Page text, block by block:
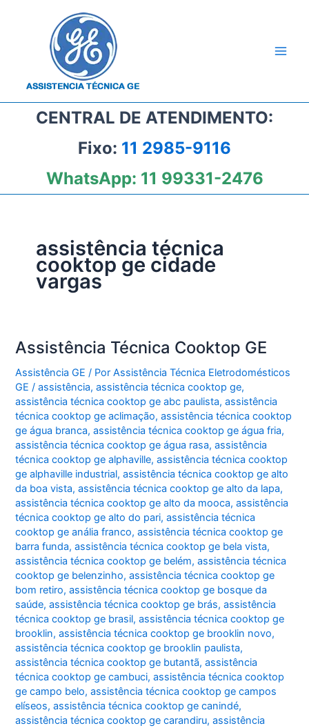
CENTRAL DE ATENDIMENTO:
Fixo: 11 2985-9116
WhatsApp: 11 99331-2476
assistência técnica
cooktop ge cidade
vargas
Assistência Técnica Cooktop GE
Assistência GE / PorAssistência Técnica Eletrodomésticos
GE/assistência,assistência técnica cooktop ge,
assistência técnica cooktop ge abc paulista,assistência
técnica cooktop ge aclimação,assistência técnica cooktop
ge água branca,assistência técnica cooktop ge água fria,
assistência técnica cooktop ge água rasa,assistência
técnica cooktop ge alphaville,assistência técnica cooktop
ge alphaville industrial,assistência técnica cooktop ge alto
da boa vista,assistência técnica cooktop ge alto da lapa,
assistência técnica cooktop ge alto da mooca,assistência
técnica cooktop ge alto do pari,assistência técnica
cooktop ge anália franco,assistência técnica cooktop ge
barra funda,assistência técnica cooktop ge bela vista,
assistência técnica cooktop ge belém,assistência técnica
cooktop ge belenzinho,assistência técnica cooktop ge
bom retiro,assistência técnica cooktop ge bosque da
saúde,assistência técnica cooktop ge brás,assistência
técnica cooktop ge brasil,assistência técnica cooktop ge
brooklin,assistência técnica cooktop ge brooklin novo,
assistência técnica cooktop ge brooklin paulista,
assistência técnica cooktop ge butantã,assistência
técnica cooktop ge cambuci,assistência técnica cooktop
ge campo belo,assistência técnica cooktop ge campos
elíseos,assistência técnica cooktop ge canindé,
assistência técnica cooktop ge carandiru,assistência